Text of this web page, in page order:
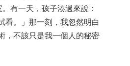
有一天，孩子湊過來說：
看。」那一刻，我忽然明白
不該只是我一個人的秘密